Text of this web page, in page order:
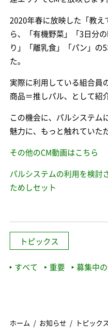
2020年春に放映した「教え
ら、「有機野菜」「3日分
り」「離乳食」「パン」の
た。
実際に利用している組合員
商品＝推しパル、として紹
この機会に、パルシステム
魅力に、もっと触れていた
その他のCM動画はこちら
パルシステムの利用を検討
ためしセット
トピックス
すべて 重要 募集中
ホーム お知らせ
トピックス